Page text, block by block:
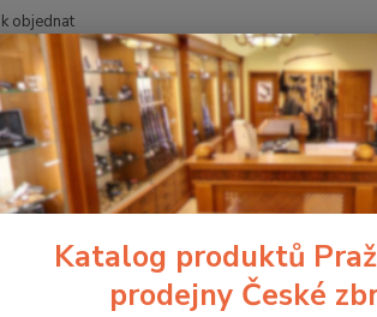
objednat
Střelivo Kulové náboje Náboje Sellier
Sellier & Bellot
Katalog produktů
prodejny České